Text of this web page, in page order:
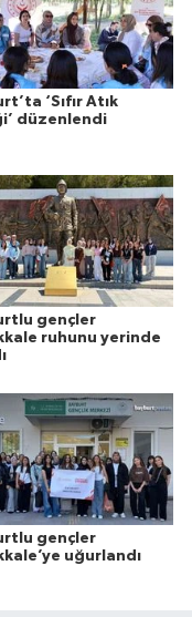
‘Sıfır Atık
düzenlendi
gençler
ruhunu yerinde
gençler
uğurlandı